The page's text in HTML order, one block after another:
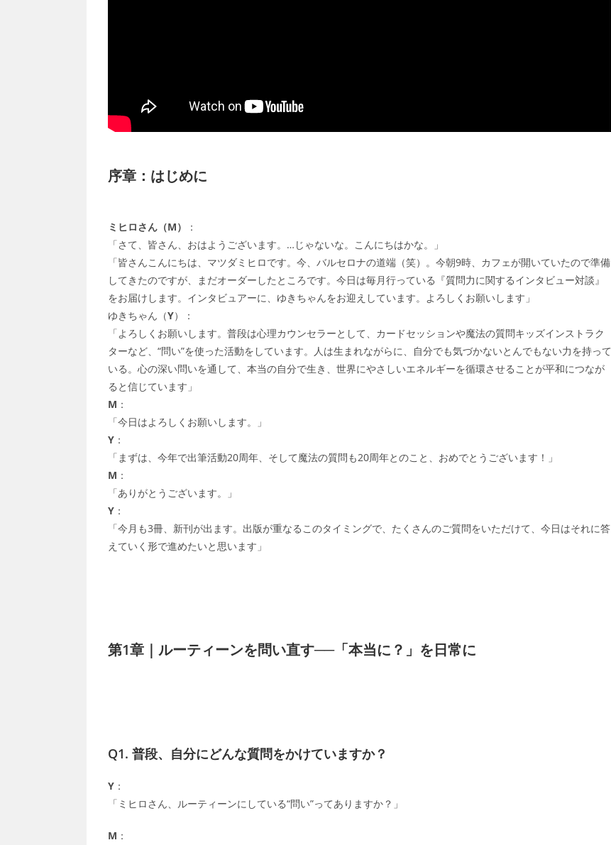
序章：はじめに
ミヒロさん（M）
：
「さて、皆さん、おはようございます。…じゃないな。こんにちはかな。」
「皆さんこんにちは、マツダミヒロです。今、バルセロナの道端（笑）。今朝9時、カフェが開いていたので準備
してきたのですが、まだオーダーしたところです。今日は毎月行っている『質問力に関するインタビュー対談』
をお届けします。インタビュアーに、ゆきちゃんをお迎えしています。よろしくお願いします」
ゆきちゃん（Y）：
「よろしくお願いします。普段は心理カウンセラーとして、カードセッションや魔法の質問キッズインストラク
ターなど、“問い”を使った活動をしています。人は生まれながらに、自分でも気づかないとんでもない力を持って
いる。心の深い問いを通して、本当の自分で生き、世界にやさしいエネルギーを循環させることが平和につなが
ると信じています」
M ：
「今日はよろしくお願いします。」
Y ：
「まずは、今年で出筆活動20周年、そして魔法の質問も20周年とのこと、おめでとうございます！」
M ：
「ありがとうございます。」
Y ：
「今月も3冊、新刊が出ます。出版が重なるこのタイミングで、たくさんのご質問をいただけて、今日はそれに答
えていく形で進めたいと思います」
第1章｜ルーティーンを問い直す──「本当に？」を日常に
Q1. 普段、自分にどんな質問をかけていますか？
Y ：
「ミヒロさん、ルーティーンにしている“問い”ってありますか？」
M ：